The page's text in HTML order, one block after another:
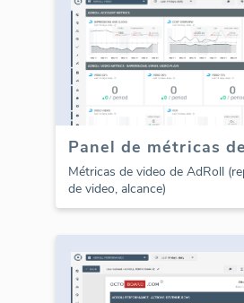
Métricas de video de AdRoll
de video, alcance)